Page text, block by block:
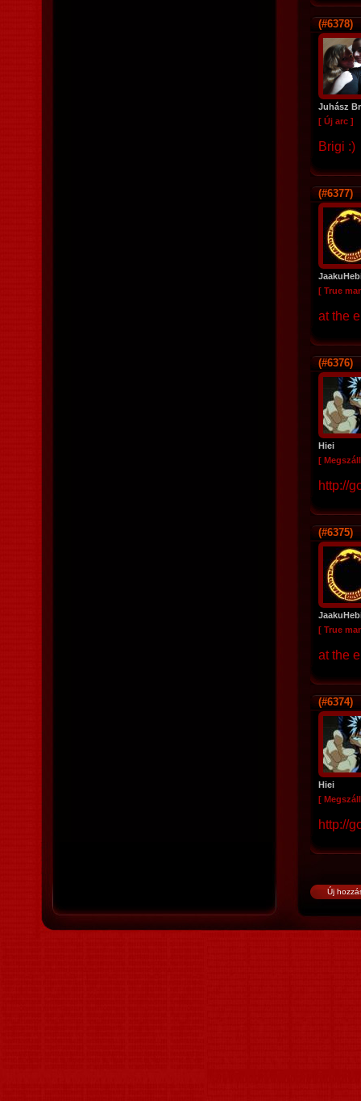
(#6378)
Juhász
[ Új arc ]
Brigi :)
(#6377)
[ True
at the
(#6376)
Hiei
[
http://
(#6375)
[ True
at the
(#6374)
Hiei
[
http://